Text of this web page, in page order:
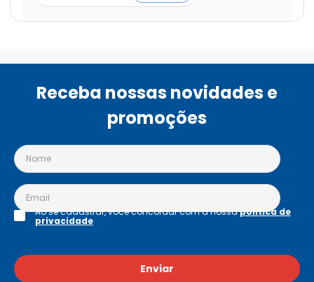
Receba nossas novidades e
promoções
Enviar
Ao se cadastrar, você concordar com a nossapolítica de
privacidade